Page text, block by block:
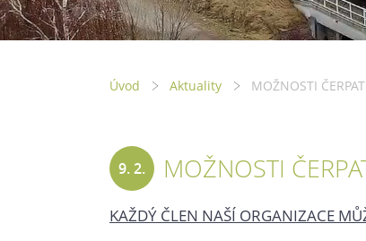
Úvod Aktuality MOŽNOSTI
9. 2.
2023
MOŽNOSTI
KAŽDÝ ČLEN NAŠÍ ORGANIZACE